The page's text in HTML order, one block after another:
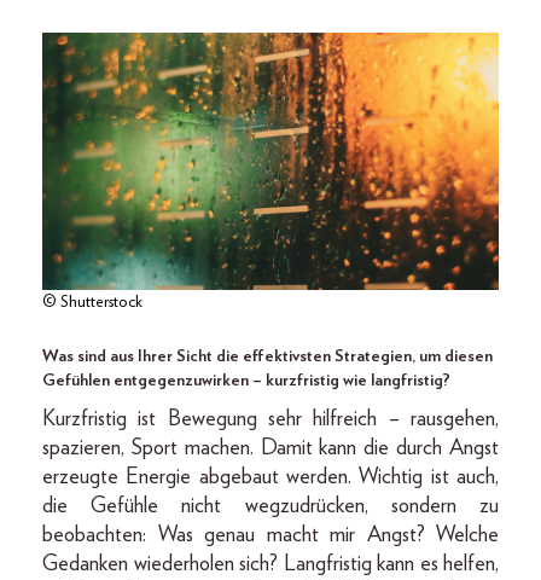
© Shutterstock
Was sind aus Ihrer Sicht die effektivsten Strategien, um diesen
Gefühlen entgegenzuwirken – kurzfristig wie langfristig?
Kurzfristig ist Bewegung sehr hilfreich – rausgehen,
spazieren, Sport machen. Damit kann die durch Angst
erzeugte Energie abgebaut werden. Wichtig ist auch,
die Gefühle nicht wegzudrücken, sondern zu
beobachten: Was genau macht mir Angst? Welche
Gedanken wiederholen sich? Langfristig kann es helfen,